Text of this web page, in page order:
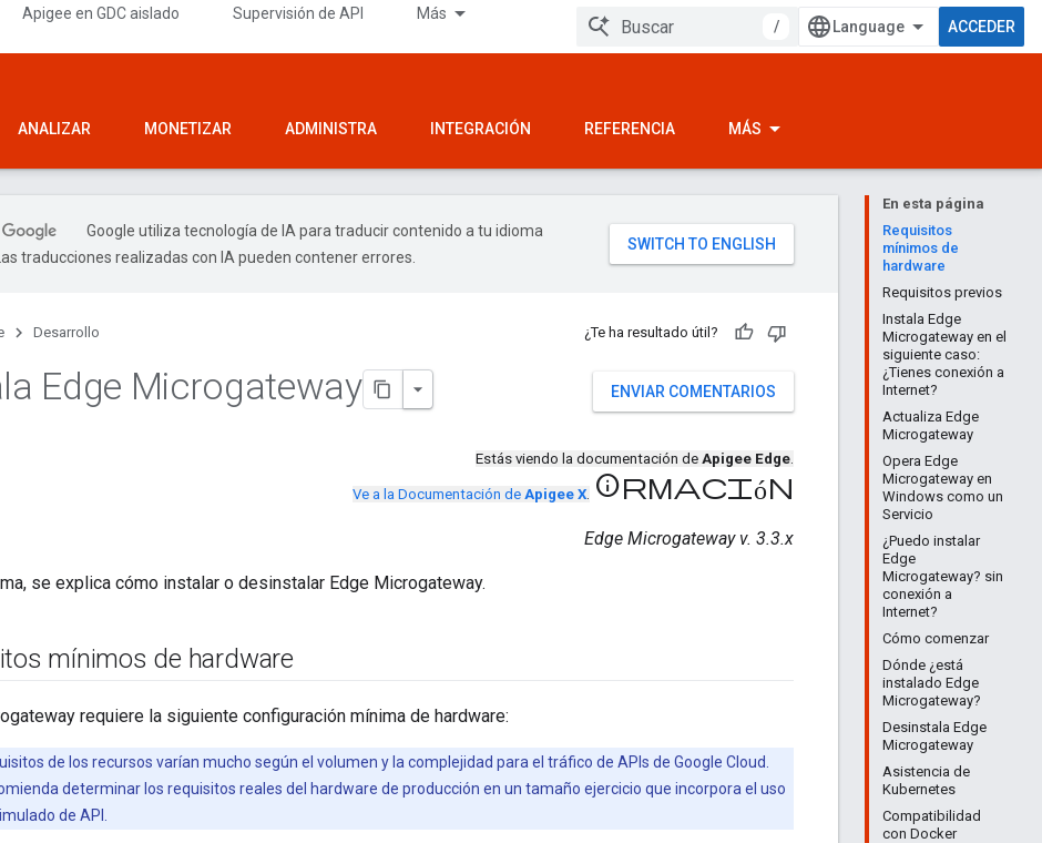
Apigee en GDC aislado Supervisión de API Más
/ ACCEDER
ANALIZAR MONETIZAR ADMINISTRA INTEGRACIÓN REFERENCIA MÁS
En esta página
Requisitos
mínimos de
hardware
Requisitos previos
Instala Edge
Microgateway en el
siguiente caso:
¿Tienes conexión a
Internet?
Actualiza Edge
Microgateway
Opera Edge
Microgateway en
Windows como un
Servicio
¿Puedo instalar
Edge
Microgateway? sin
conexión a
Internet?
Cómo comenzar
Dónde ¿está
instalado Edge
Microgateway?
Desinstala Edge
Microgateway
Asistencia de
Kubernetes
Compatibilidad
con Docker
Google utiliza tecnología de IA para traducir contenido a tu idioma
traducciones realizadas con IA pueden contener errores.
Desarrollo ¿Te ha resultado útil?
ENVIAR COMENTARIOS
Edge Microgateway
Estás viendo la documentación de Apigee Edge.
Ve a la Documentación de Apigee X. información
Edge Microgateway v. 3.3.x
se explica cómo instalar o desinstalar Edge Microgateway.
mínimos de hardware
requiere la siguiente configuración mínima de hardware:
de los recursos varían mucho según el volumen y la complejidad para el tráfico de APIs de Google Cloud.
determinar los requisitos reales del hardware de producción en un tamaño ejercicio que incorpora el uso
de API.